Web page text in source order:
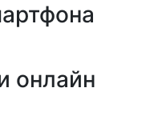
онлайн